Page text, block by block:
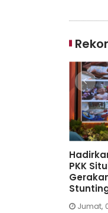
PKK
Jumat,